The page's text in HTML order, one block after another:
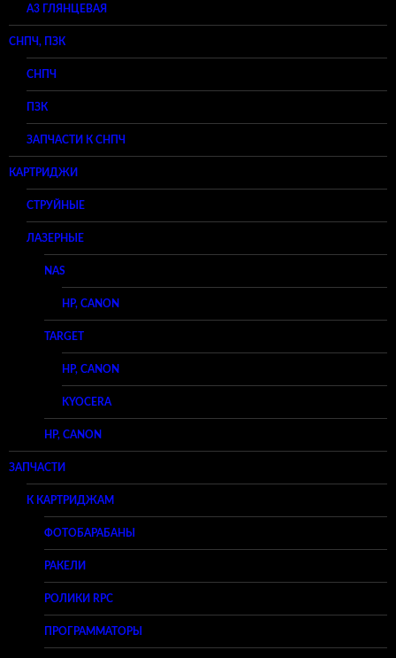
A3 ГЛЯНЦЕВАЯ
СНПЧ, ПЗК
СНПЧ
ПЗК
ЗАПЧАСТИ К СНПЧ
КАРТРИДЖИ
СТРУЙНЫЕ
ЛАЗЕРНЫЕ
NAS
HP, CANON
TARGET
HP, CANON
KYOCERA
HP, CANON
ЗАПЧАСТИ
К КАРТРИДЖАМ
ФОТОБАРАБАНЫ
РАКЕЛИ
РОЛИКИ RPC
ПРОГРАММАТОРЫ